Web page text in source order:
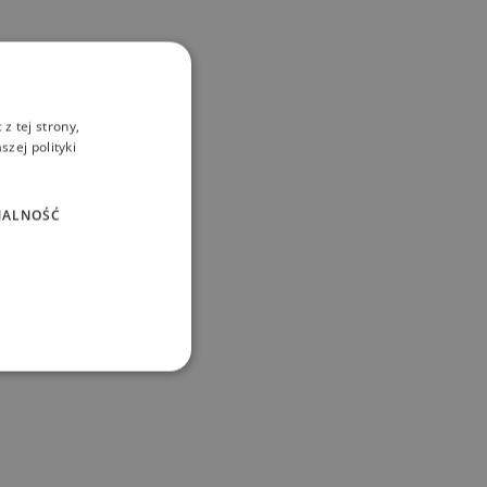
z tej strony,
polityki